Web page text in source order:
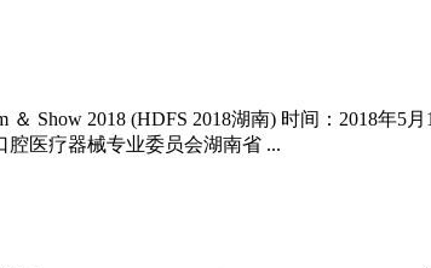
Show 2018 (HDFS 2018湖南) 时间：2018年5
医疗器械专业委员会湖南省 ...